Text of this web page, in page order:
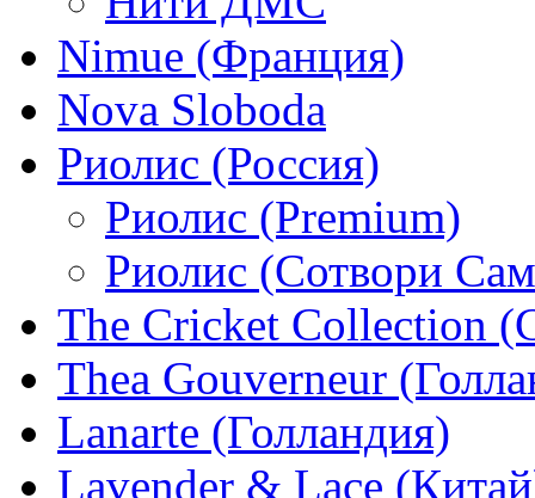
Nimue (Франция)
Nova Sloboda
Риолис (Россия)
Риолис (Premium)
Риолис (Сотвори
The Cricket Collection
Thea Gouverneur
Lanarte (Голландия)
Lavender & Lace